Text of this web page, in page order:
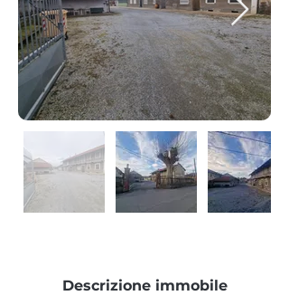
Descrizione immobile